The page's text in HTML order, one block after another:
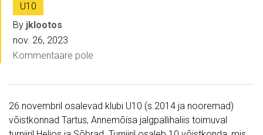
U10
By jklootos
nov. 26, 2023
Kommentaare pole
26.novembril osalevad klubi U10 (s.2014 ja nooremad)
võistkonnad Tartus, Annemõisa jalgpallihaliis toimuval